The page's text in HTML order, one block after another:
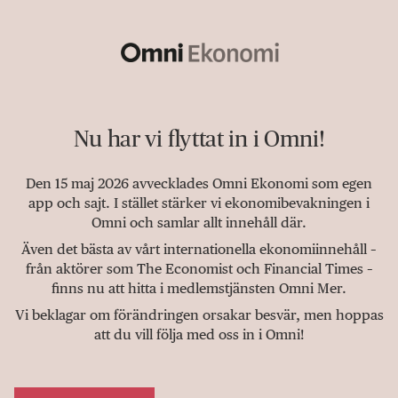
Nu har vi flyttat in i Omni!
Den 15 maj 2026 avvecklades Omni Ekonomi som egen
app och sajt. I stället stärker vi ekonomibevakningen i
Omni och samlar allt innehåll där.
Även det bästa av vårt internationella ekonomiinnehåll –
från aktörer som The Economist och Financial Times –
finns nu att hitta i medlemstjänsten Omni Mer.
Vi beklagar om förändringen orsakar besvär, men hoppas
att du vill följa med oss in i Omni!